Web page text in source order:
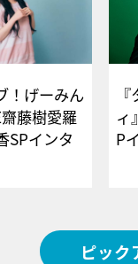
！げーみん
藤樹愛羅
SPインタ
ィ
P
ピック